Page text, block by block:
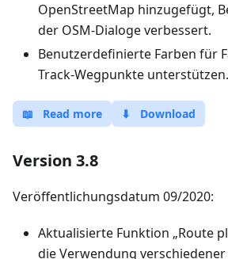
OpenStreetMap hinzugefügt,
der OSM-Dialoge verbessert.
Benutzerdefinierte Farben für
Track-Wegpunkte unterstützen.
📖 Read more ⬇ Download
Version 3.8
Veröffentlichungsdatum 09/2020:
Aktualisierte Funktion „Route
die Verwendung